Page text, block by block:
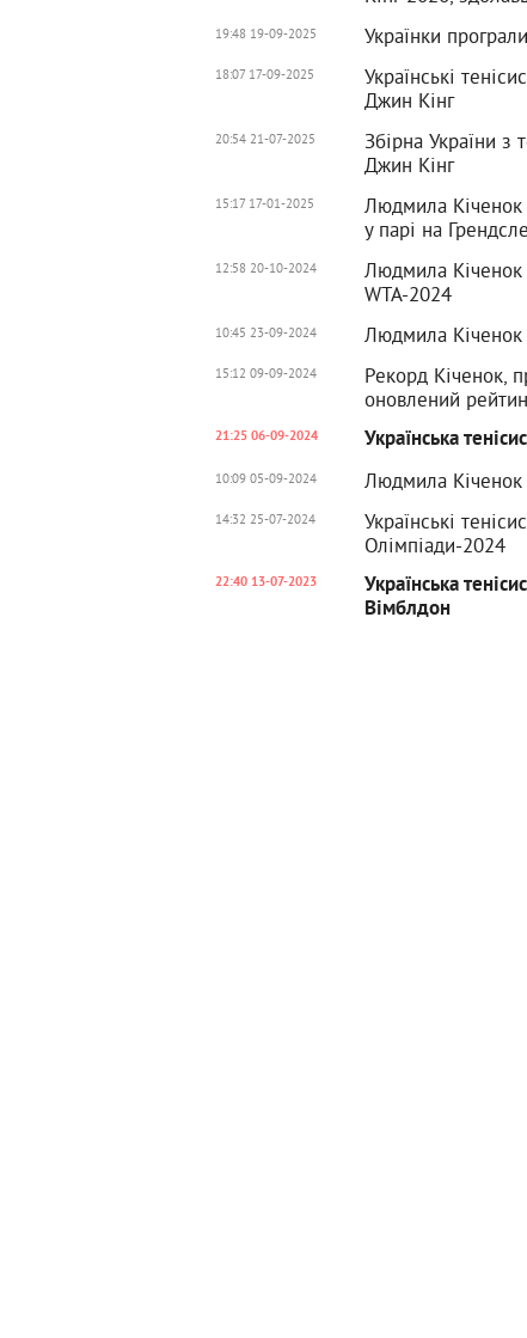
19:48 19-09-2025 Українки
18:07 17-09-2025
Українські
Джин Кінг
20:54 21-07-2025
Збірна України з
Джин Кінг
15:17 17-01-2025
Людмила Кіченок
у парі на
12:58 20-10-2024
Людмила Кіченок
WTA-2024
10:45 23-09-2024 Людмила Кіченок
15:12 09-09-2024
Рекорд Кіченок,
оновлений
21:25 06-09-2024 Українська
10:09 05-09-2024 Людмила Кіченок
14:32 25-07-2024
Українські
Олімпіади-2024
22:40 13-07-2023
Українська
Вімблдон